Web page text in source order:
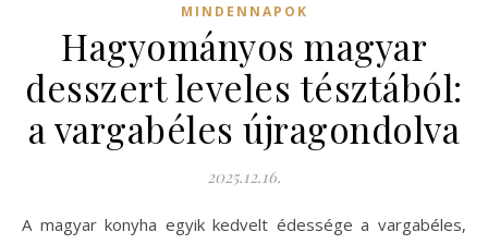
MINDENNAPOK
Hagyományos magyar
desszert leveles tésztából:
a vargabéles újragondolva
2025.12.16.
A magyar konyha egyik kedvelt édessége a vargabéles,